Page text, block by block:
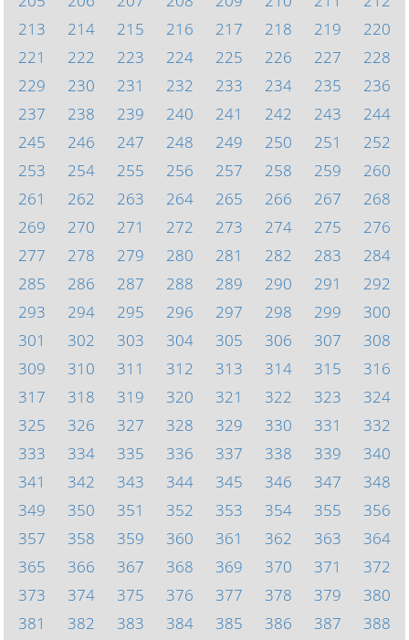
213
214 215 216 217 218 219
220
221
222 223 224 225 226 227
228
229
230 231 232 233 234 235
236
237
238 239 240 241 242 243
244
245
246 247 248 249 250 251
252
253
254 255 256 257 258 259
260
261
262 263 264 265 266 267
268
269
270 271 272 273 274 275
276
277
278 279 280 281 282 283
284
285
286 287 288 289 290 291
292
293
294 295 296 297 298 299
300
301
302 303 304 305 306 307
308
309
310 311 312 313 314 315
316
317
318 319 320 321 322 323
324
325
326 327 328 329 330 331
332
333
334 335 336 337 338 339
340
341
342 343 344 345 346 347
348
349
350 351 352 353 354 355
356
357
358 359 360 361 362 363
364
365
366 367 368 369 370 371
372
373
374 375 376 377 378 379
380
381
382 383 384 385 386 387
388